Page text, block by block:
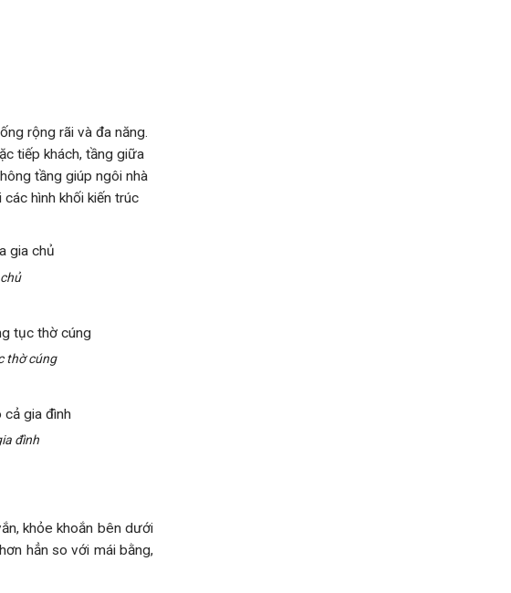
rộng rãi và đa năng.
tiếp khách, tầng giữa
tầng giúp ngôi nhà
hình khối kiến trúc
thờ cúng
đình
khỏe khoắn bên dưới
hẳn so với mái bằng,